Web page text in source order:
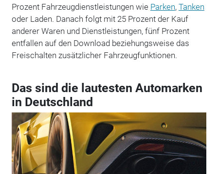
Prozent Fahrzeugdienstleistungen wie Parken, Tanken
oder Laden. Danach folgt mit 25 Prozent der Kauf
anderer Waren und Dienstleistungen, fünf Prozent
entfallen auf den Download beziehungsweise das
Freischalten zusätzlicher Fahrzeugfunktionen.
Das sind die lautesten Automarken
in Deutschland